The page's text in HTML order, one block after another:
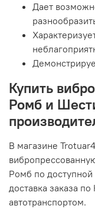
Дает
Купить
Ромб и
В магазине
Ромб по
доставка заказа
автотранспортом.